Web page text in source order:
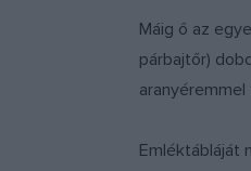
Máig ő az
párbajtőr)
aranyéremmel
Emléktábláját